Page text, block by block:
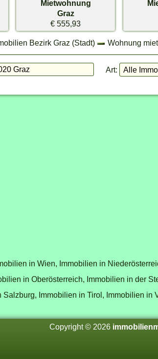
Mietwohnung
Graz
€ 555,93
Bezirk Graz (Stadt) Wohnung
Art:
in Wien, Immobilien in
in Oberösterreich, Immobilien in der
Salzburg, Immobilien in Tirol, Immobilien in
Copyright © 2026